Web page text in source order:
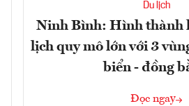
Du lịch
Ninh Bình: Hình thành
lịch quy mô lớn với 3
biển - đồng
Đọc ngay